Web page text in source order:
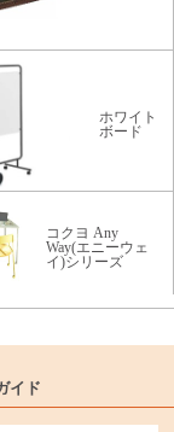
ホワイト
ボード
コクヨ Any
Way(エニーウェ
イ)シリーズ
イド